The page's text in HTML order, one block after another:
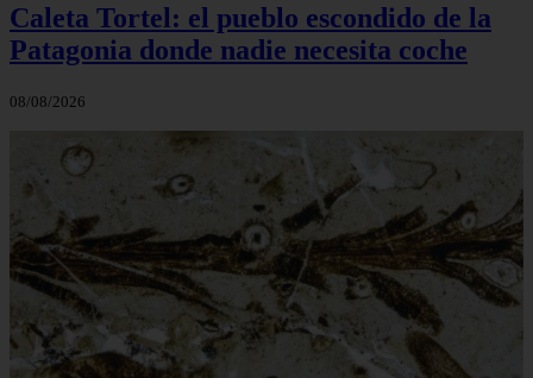
Caleta Tortel: el pueblo escondido de la
Patagonia donde nadie necesita coche
08/08/2026